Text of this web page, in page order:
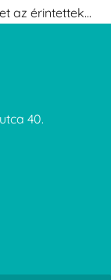
az érintettek...
40.